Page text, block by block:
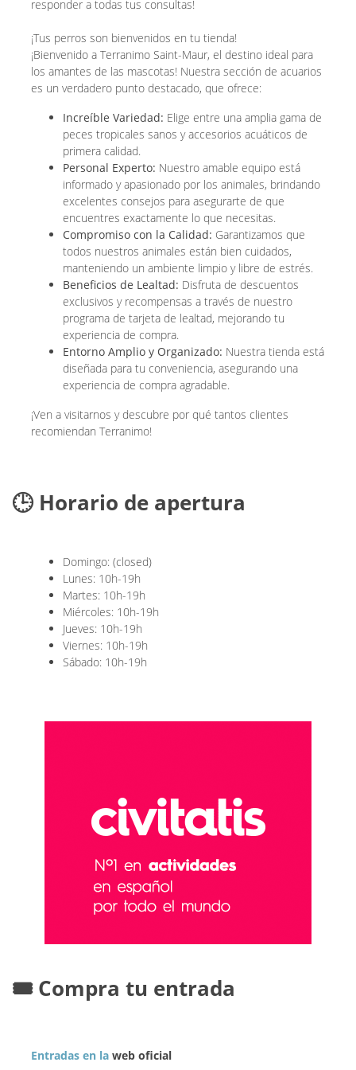
responder a todas tus consultas!
¡Tus perros son bienvenidos en tu tienda!
¡Bienvenido a Terranimo Saint-Maur, el destino ideal para
los amantes de las mascotas! Nuestra sección de acuarios
es un verdadero punto destacado, que ofrece:
Increíble Variedad: Elige entre una amplia gama de
peces tropicales sanos y accesorios acuáticos de
primera calidad.
Personal Experto: Nuestro amable equipo está
informado y apasionado por los animales, brindando
excelentes consejos para asegurarte de que
encuentres exactamente lo que necesitas.
Compromiso con la Calidad: Garantizamos que
todos nuestros animales están bien cuidados,
manteniendo un ambiente limpio y libre de estrés.
Beneficios de Lealtad: Disfruta de descuentos
exclusivos y recompensas a través de nuestro
programa de tarjeta de lealtad, mejorando tu
experiencia de compra.
Entorno Amplio y Organizado: Nuestra tienda está
diseñada para tu conveniencia, asegurando una
experiencia de compra agradable.
¡Ven a visitarnos y descubre por qué tantos clientes
recomiendan Terranimo!
🕒 Horario de apertura
Domingo: (closed)
Lunes: 10h-19h
Martes: 10h-19h
Miércoles: 10h-19h
Jueves: 10h-19h
Viernes: 10h-19h
Sábado: 10h-19h
🎟️ Compra tu entrada
Entradas en la web oficial